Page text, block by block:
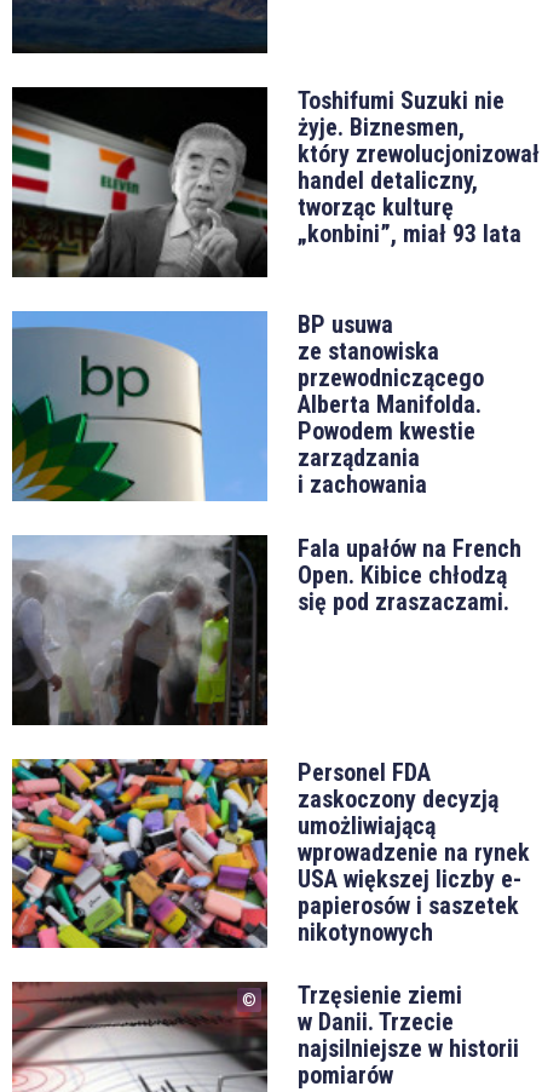
Toshifumi Suzuki nie
żyje. Biznesmen,
który zrewolucjonizował
handel detaliczny,
tworząc kulturę
„konbini”, miał 93 lata
BP usuwa
ze stanowiska
przewodniczącego
Alberta Manifolda.
Powodem kwestie
zarządzania
i zachowania
Fala upałów na French
Open. Kibice chłodzą
się pod zraszaczami.
Personel FDA
zaskoczony decyzją
umożliwiającą
wprowadzenie na rynek
USA większej liczby e-
papierosów i saszetek
nikotynowych
Trzęsienie ziemi
w Danii. Trzecie
najsilniejsze w historii
pomiarów